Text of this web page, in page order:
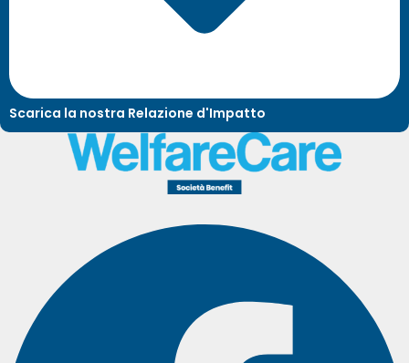
Scarica la nostra Relazione d'Impatto